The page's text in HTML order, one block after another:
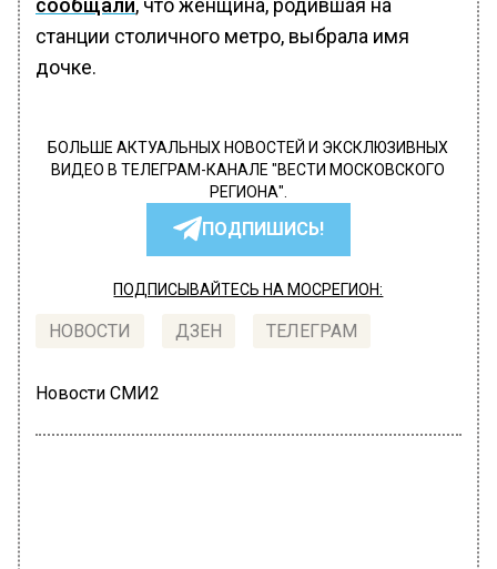
сообщали, что женщина, родившая на
станции столичного метро, выбрала имя
дочке.
БОЛЬШЕ АКТУАЛЬНЫХ НОВОСТЕЙ И ЭКСКЛЮЗИВНЫХ
ВИДЕО В ТЕЛЕГРАМ-КАНАЛЕ "ВЕСТИ МОСКОВСКОГО
РЕГИОНА".
ПОДПИШИСЬ!
ПОДПИСЫВАЙТЕСЬ НА МОСРЕГИОН:
НОВОСТИ ДЗЕН ТЕЛЕГРАМ
Новости СМИ2